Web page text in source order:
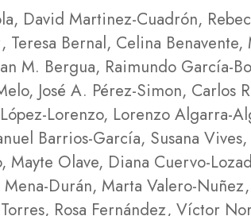
David Martinez-Cuadrón,
Teresa Bernal, Celina
M. Bergua, Raimundo García-
José A. Pérez-Simon, Carlos
Lorenzo, Lorenzo Algarra-
Barrios-García, Susana
Mayte Olave, Diana Cuervo-
Durán, Marta Valero-
Rosa Fernández, Víctor